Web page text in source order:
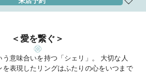
＜愛を繋ぐ＞
意味合いを持つ「シェリ」。 大切な人
を表現したリングはふたりの心をいつまで